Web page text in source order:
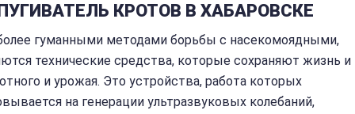
КРОТОВ В ХАБАРОВСКЕ
гуманными методами борьбы с насекомоядными,
технические средства, которые сохраняют жизнь и
и урожая. Это устройства, работа которых
на генерации ультразвуковых колебаний,